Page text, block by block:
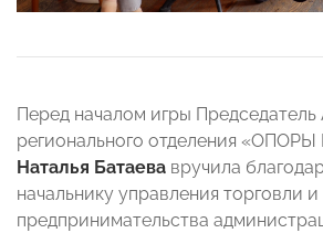
Перед началом игры Председатель
регионального отделения
Наталья Батаева вручила
начальнику управления торговли
предпринимательства